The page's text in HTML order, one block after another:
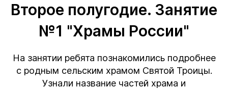
Второе полугодие. Занятие
№1 "Храмы России"
На занятии ребята познакомились подробнее
с родным сельским храмом Святой Троицы.
Узнали название частей храма и